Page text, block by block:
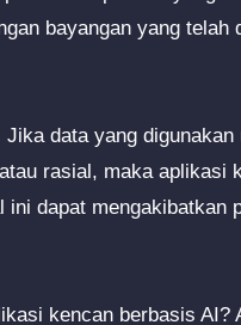
bayangan yang telah
data yang
rasial, maka aplikasi
dapat mengakibatkan
kencan berbasis AI?